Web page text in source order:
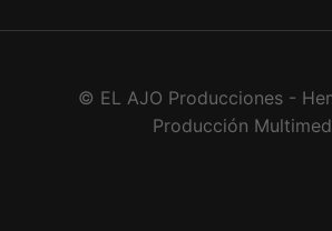
© EL AJO Producciones -
Producción